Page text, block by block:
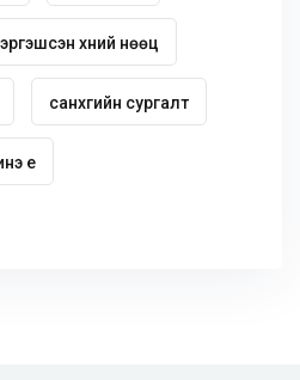
хүний нөөц
санхүүгийн сургалт
үе